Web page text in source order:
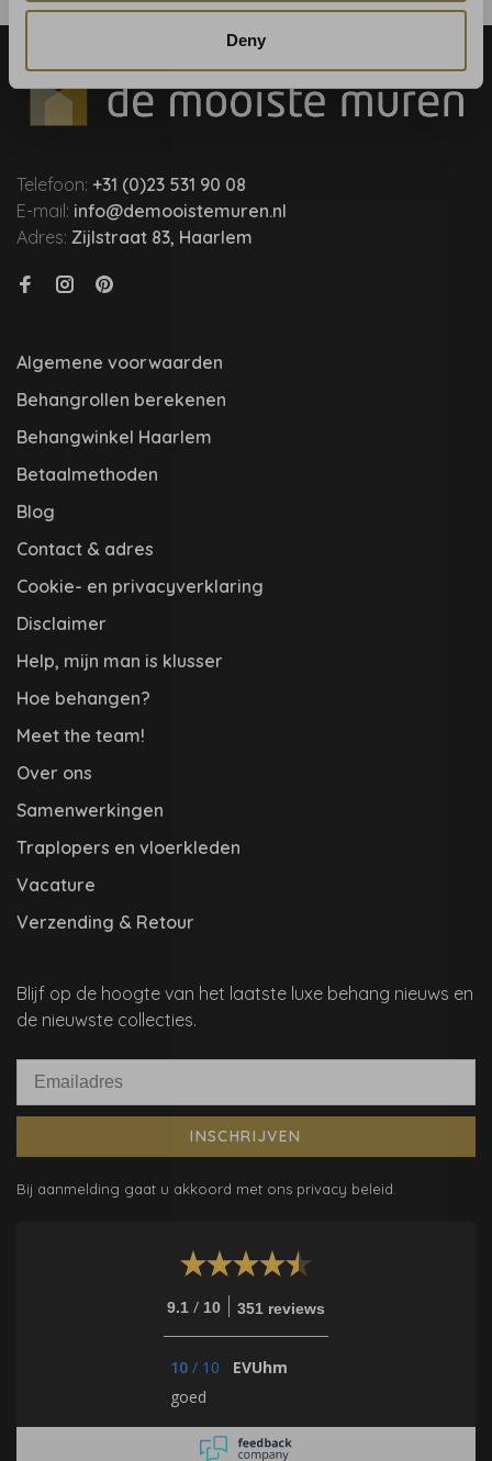
Deny
Telefoon: +31 (0)23 531 90 08
E-mail: info@demooistemuren.nl
Adres: Zijlstraat 83, Haarlem
Algemene voorwaarden
Behangrollen berekenen
Behangwinkel Haarlem
Betaalmethoden
Blog
Contact & adres
Cookie- en privacyverklaring
Disclaimer
Help, mijn man is klusser
Hoe behangen?
Meet the team!
Over ons
Samenwerkingen
Traplopers en vloerkleden
Vacature
Verzending & Retour
Blijf op de hoogte van het laatste luxe behang nieuws en
de nieuwste collecties.
INSCHRIJVEN
Bij aanmelding gaat u akkoord met ons privacy beleid.
9.1 / 10 351 reviews
10 / 10
EVUhm
goed